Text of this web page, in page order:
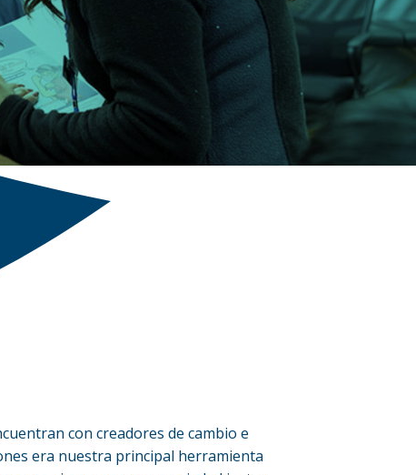
con creadores de cambio e
era nuestra principal herramienta